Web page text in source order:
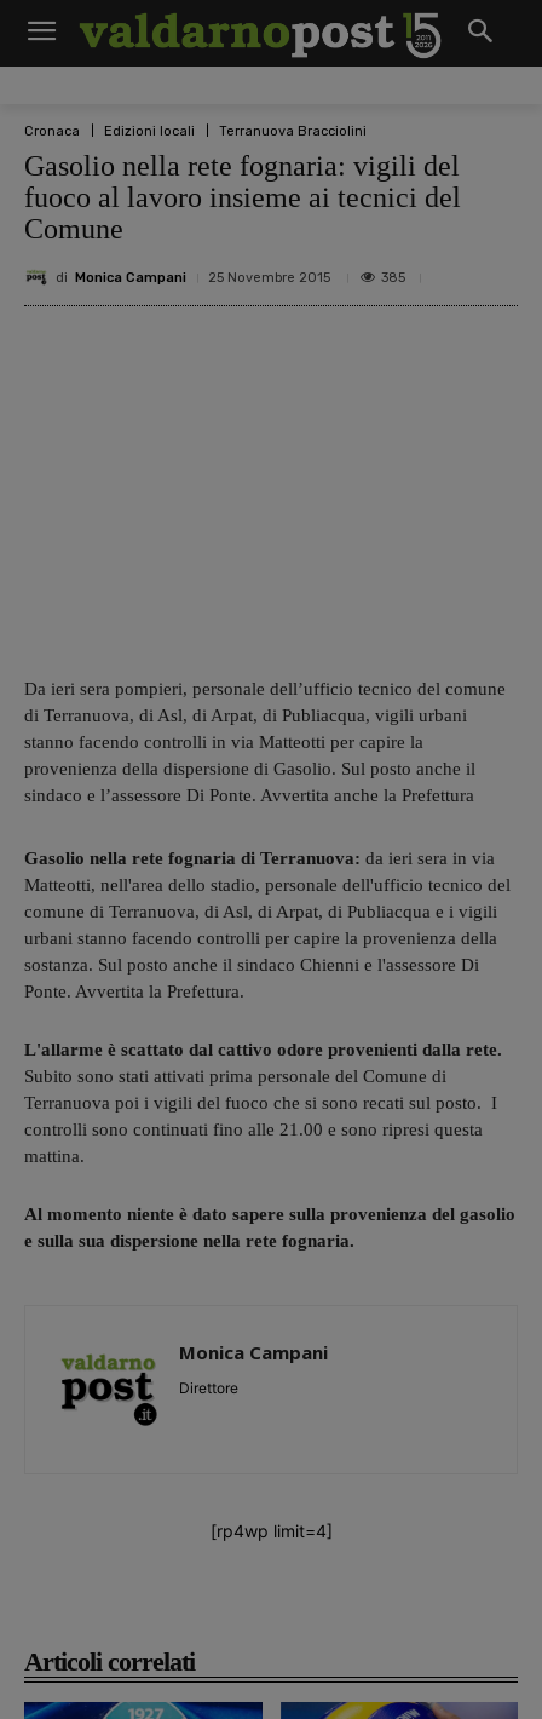
Cronaca Edizioni locali Terranuova Bracciolini
Gasolio nella rete fognaria: vigili del
fuoco al lavoro insieme ai tecnici del
Comune
di Monica Campani 25 Novembre 2015 385
Articoli correlati
Da ieri sera pompieri, personale dell’ufficio tecnico del comune
di Terranuova, di Asl, di Arpat, di Publiacqua, vigili urbani
stanno facendo controlli in via Matteotti per capire la
provenienza della dispersione di Gasolio. Sul posto anche il
sindaco e l’assessore Di Ponte. Avvertita anche la Prefettura
Gasolio nella rete fognaria di Terranuova: da ieri sera in via
Matteotti, nell'area dello stadio, personale dell'ufficio tecnico del
comune di Terranuova, di Asl, di Arpat, di Publiacqua e i vigili
urbani stanno facendo controlli per capire la provenienza della
sostanza. Sul posto anche il sindaco Chienni e l'assessore Di
Ponte. Avvertita la Prefettura.
L'allarme è scattato dal cattivo odore provenienti dalla rete.
Subito sono stati attivati prima personale del Comune di
Terranuova poi i vigili del fuoco che si sono recati sul posto. I
controlli sono continuati fino alle 21.00 e sono ripresi questa
mattina.
Al momento niente è dato sapere sulla provenienza del gasolio
e sulla sua dispersione nella rete fognaria.
Monica Campani
Direttore
[rp4wp limit=4]